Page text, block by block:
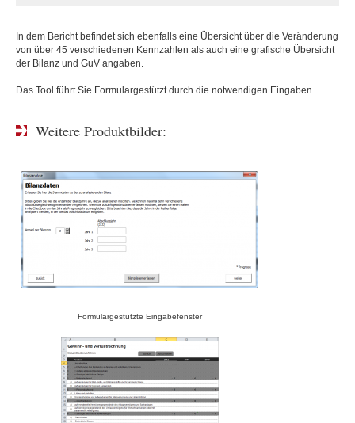
In dem Bericht befindet sich ebenfalls eine Übersicht über die Veränderung
von über 45 verschiedenen Kennzahlen als auch eine grafische Übersicht
der Bilanz und GuV angaben.
Das Tool führt Sie Formulargestützt durch die notwendigen Eingaben.
Weitere Produktbilder:
Formulargestützte Eingabefenster